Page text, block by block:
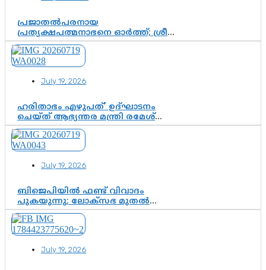
പ്രജാതൽപരനായ
പ്രത്യക്ഷപത്മനാഭനെ ഓർത്ത്; ശ്രീ
ചിത്തിര തിരുനാൾ മഹാരാജാവിന്റെ
35-ാം നാടുനീങ്ങൽ ദിനം ഇന്ന്
July 19, 2026
ഹരിതാഭം എഴുപത്’ ഉദ്ഘാടനം
ചെയ്ത് ആഭ്യന്തര മന്ത്രി രമേശ്
ചെന്നിത്തല; ആർ. ഹരികുമാറിന്റെ
സപ്തതി ആഘോഷങ്ങൾക്ക്
പ്രൗഢമായ തുടക്കം
July 19, 2026
ബിജെപിയിൽ ഫണ്ട് വിവാദം
പുകയുന്നു; ലോക്സഭ മുതൽ
നിയമസഭ വരെ 140 മണ്ഡലങ്ങളിലെ
ഫണ്ട് വിനിയോഗം
പരിശോധിക്കുമോ? കേന്ദ്രത്തിനും
ഘടകത്തോട് അതൃപ്തി
July 19, 2026